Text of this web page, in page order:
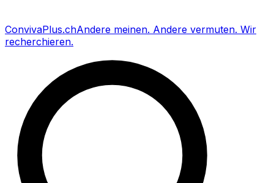
ConvivaPlus.chAndere meinen. Andere vermuten. Wir
recherchieren.